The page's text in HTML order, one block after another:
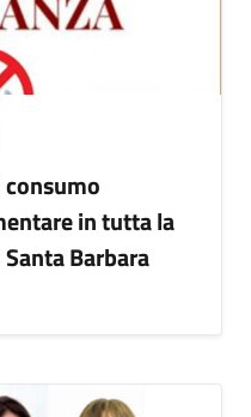
in tutta la
Barbara